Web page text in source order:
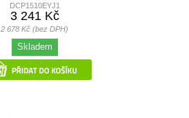
DCP1510EYJ1
3 241 Kč
2 678 Kč (bez DPH)
Skladem